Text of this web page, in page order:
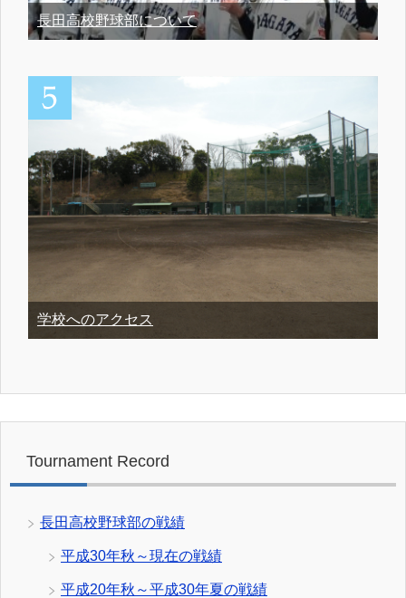
長田高校野球部について
学校へのアクセス
Tournament Record
長田高校野球部の戦績
平成30年秋～現在の戦績
平成20年秋～平成30年夏の戦績